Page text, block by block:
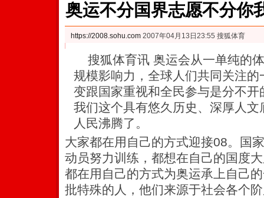
奥运不分国界志愿不分你
https://2008.sohu.com 2007年04月13日23:55 搜狐体育
搜狐体育讯 奥运会从一单纯的
规模影响力，全球人们共同关注
变跟国家重视和全民参与是分不
我们这个具有悠久历史、深厚人
人民沸腾了。
大家都在用自己的方式迎接08。国
动员努力训练，都想在自己的国度
都在用自己的方式为奥运承上自己
批特殊的人，他们来源于社会各个